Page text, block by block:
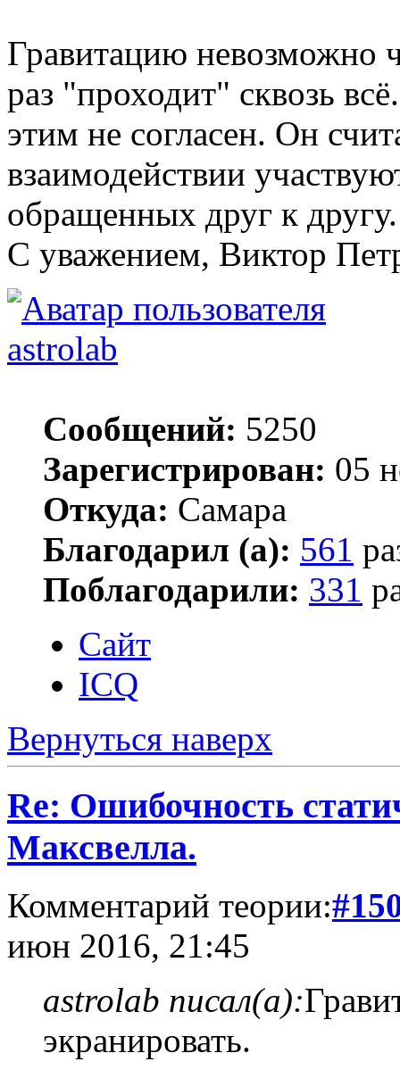
Гравитацию невозможно
раз "проходит" сквозь
этим не согласен. Он
взаимодействии
обращенных друг к другу.
С уважением, Виктор
astrolab
Сообщений: 5250
Зарегистрирован: 05
Откуда: Самара
Благодарил (а): 561
Поблагодарили: 331
Сайт
ICQ
Вернуться наверх
Re: Ошибочность
Максвелла.
Комментарий теории:
июн 2016, 21:45
astrolab писал(а):
экранировать.